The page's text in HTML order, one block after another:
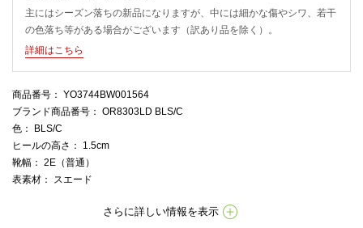
主にはシーズン落ちの新品になりますが、中には細かな傷やシワ、若干
の色落ち等がある場合がございます（訳あり品を除く）。
詳細はこちら
商品番号 ： YO3744BW001564
ブランド商品番号 ： OR8303LD BLS/C
色 ： BLS/C
ヒールの高さ ： 1.5cm
靴幅 ： 2E（普通）
表素材 ： スエード
さらに詳しい情報を表示